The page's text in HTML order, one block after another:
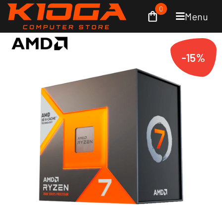
Menu
0
-15%